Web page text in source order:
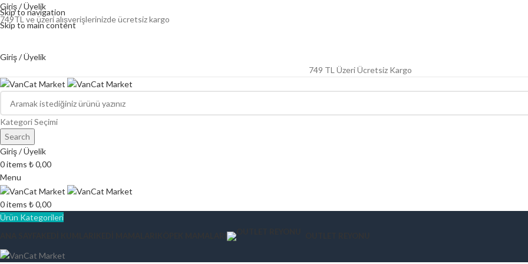
Skip to navigation
Skip to main content
Giriş / Üyelik
749TL ve üzeri alışverişlerinizde ücretsiz kargo
Giriş / Üyelik
749 TL Üzeri Ücretsiz Kargo
Kategori Seçimi
Search
Giriş / Üyelik
0items ₺0,00
Menu
0items ₺0,00
Ürün Kategorileri